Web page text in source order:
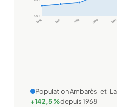
4,0 k
1968 1975 1982 1990 1999
Population Ambarès-et-
+142,5 %depuis 1968